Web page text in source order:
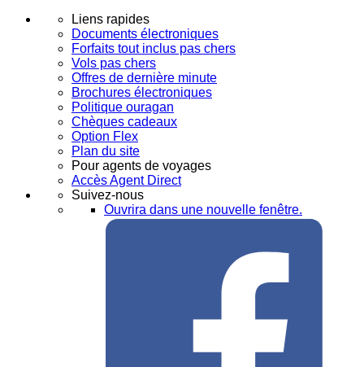
Liens rapides
Documents électroniques
Forfaits tout inclus pas chers
Vols pas chers
Offres de dernière minute
Brochures électroniques
Politique ouragan
Chèques cadeaux
Option Flex
Plan du site
Pour agents de voyages
Accès Agent Direct
Suivez-nous
Ouvrira dans une nouvelle fenêtre.